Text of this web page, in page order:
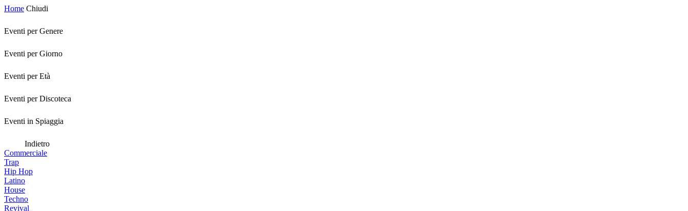
Home Chiudi
Eventi per Genere
Eventi per Giorno
Eventi per Età
Eventi per Discoteca
Eventi in Spiaggia
Indietro
Commerciale
Trap
Hip Hop
Latino
House
Techno
Revival